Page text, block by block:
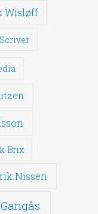
Wisløff
Brix
Nissen